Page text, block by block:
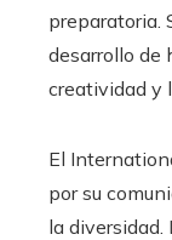
preparatoria.
desarrollo de
creatividad y
El
por su
la